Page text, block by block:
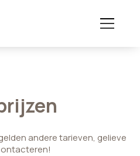
andere tarieven, gelieve